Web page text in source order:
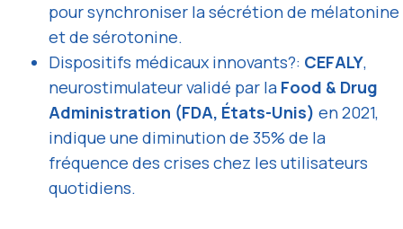
pour synchroniser la sécrétion de mélatonine
et de sérotonine.
Dispositifs médicaux innovants?: CEFALY,
neurostimulateur validé par la Food & Drug
Administration (FDA, États-Unis) en 2021,
indique une diminution de 35% de la
fréquence des crises chez les utilisateurs
quotidiens.